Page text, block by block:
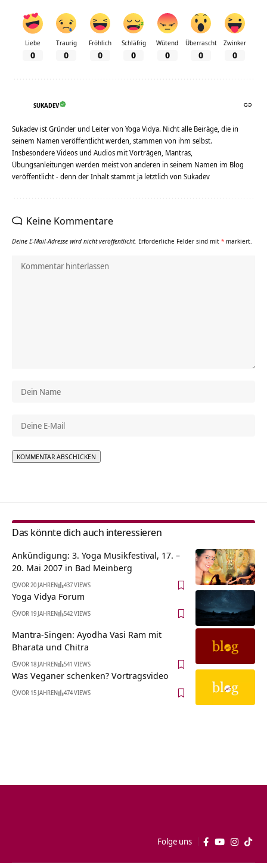
Liebe
0
Traurig
0
Fröhlich
0
Schläfrig
0
Wütend
0
Überrascht
0
Zwinker
0
SUKADEV
Sukadev ist Gründer und Leiter von Yoga Vidya. Nicht alle Beiräge, die in
seinem Namen veröffentlicht werden, stammen von ihm selbst.
Insbesondere Videos und Audios mit Vorträgen, Mantras,
Übungsanleitungen werden meist von anderen in seinem Namen im Blog
veröffentlicht - denn der Inhalt stammt ja letztlich von Sukadev
Keine Kommentare
Deine E-Mail-Adresse wird nicht veröffentlicht. Erforderliche Felder sind mit * markiert.
Das könnte dich auch interessieren
Ankündigung: 3. Yoga Musikfestival, 17. –
20. Mai 2007 in Bad Meinberg
VOR 20 JAHREN 437 VIEWS
Yoga Vidya Forum
VOR 19 JAHREN 542 VIEWS
Mantra-Singen: Ayodha Vasi Ram mit
Bharata und Chitra
VOR 18 JAHREN 541 VIEWS
Was Veganer schenken? Vortragsvideo
VOR 15 JAHREN 474 VIEWS
Folge uns